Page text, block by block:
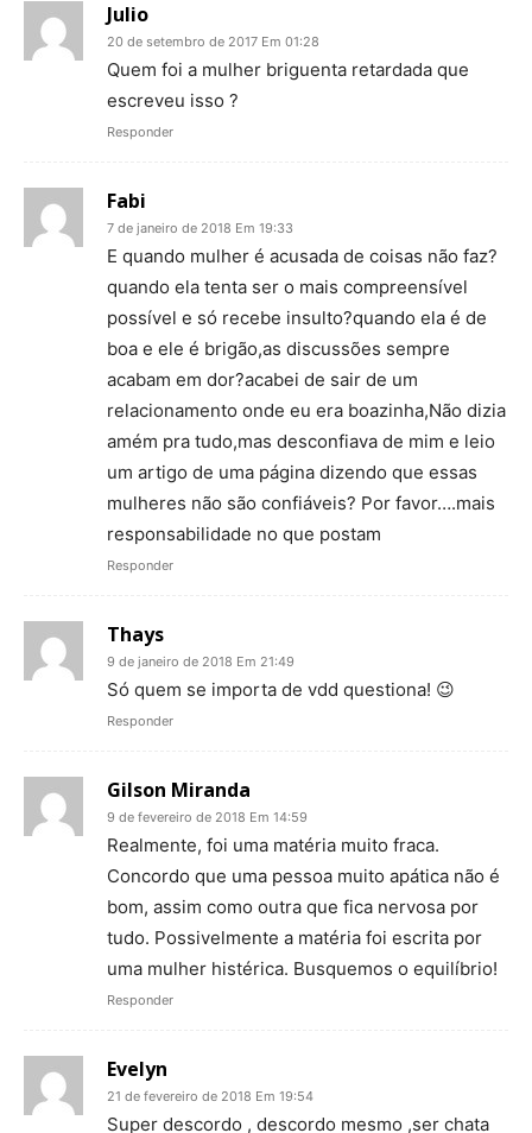
Julio
20 de setembro de 2017 Em 01:28
Quem foi a mulher briguenta retardada que
escreveu isso ?
Responder
Fabi
7 de janeiro de 2018 Em 19:33
E quando mulher é acusada de coisas não faz?
quando ela tenta ser o mais compreensível
possível e só recebe insulto?quando ela é de
boa e ele é brigão,as discussões sempre
acabam em dor?acabei de sair de um
relacionamento onde eu era boazinha,Não dizia
amém pra tudo,mas desconfiava de mim e leio
um artigo de uma página dizendo que essas
mulheres não são confiáveis? Por favor….mais
responsabilidade no que postam
Responder
Thays
9 de janeiro de 2018 Em 21:49
Só quem se importa de vdd questiona! 😉
Responder
Gilson Miranda
9 de fevereiro de 2018 Em 14:59
Realmente, foi uma matéria muito fraca.
Concordo que uma pessoa muito apática não é
bom, assim como outra que fica nervosa por
tudo. Possivelmente a matéria foi escrita por
uma mulher histérica. Busquemos o equilíbrio!
Responder
Evelyn
21 de fevereiro de 2018 Em 19:54
Super descordo , descordo mesmo ,ser chata